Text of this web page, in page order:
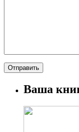
Ваша